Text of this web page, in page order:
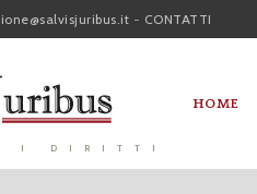
- CONTATTI
I DIRITTI
HOME